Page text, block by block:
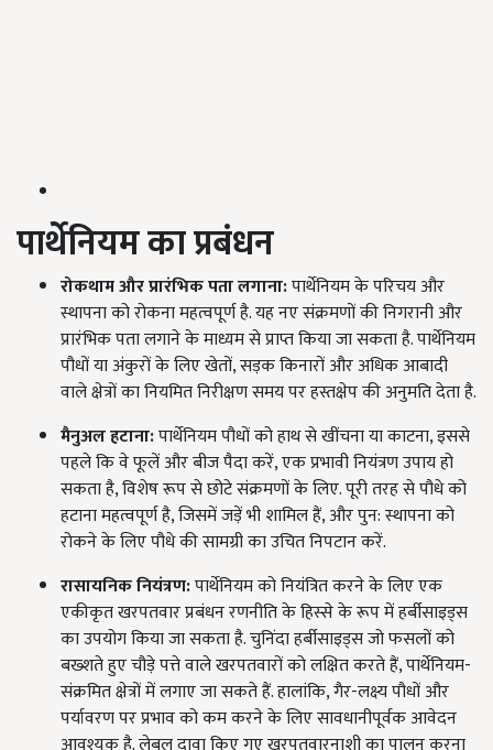
पार्थेनियमका प्रबंधन
रोकथाम और प्रारंभिक पता लगाना:पार्थेनियम के परिचय और
स्थापना को रोकना महत्वपूर्ण है. यह नए संक्रमणों की निगरानी और
प्रारंभिक पता लगाने के माध्यम से प्राप्त किया जा सकता है. पार्थेनियम
पौधों या अंकुरों के लिए खेतों, सड़क किनारों और अधिक आबादी
वाले क्षेत्रों का नियमित निरीक्षण समय पर हस्तक्षेप की अनुमति देता है.
मैनुअल हटाना:पार्थेनियम पौधों को हाथ से खींचना या काटना, इससे
पहले कि वे फूलें और बीज पैदा करें, एक प्रभावी नियंत्रण उपाय हो
सकता है, विशेष रूप से छोटे संक्रमणों के लिए. पूरी तरह से पौधे को
हटाना महत्वपूर्ण है, जिसमें जड़ें भी शामिल हैं, और पुन: स्थापना को
रोकने के लिए पौधे की सामग्री का उचित निपटान करें.
रासायनिक नियंत्रण:पार्थेनियम को नियंत्रित करने के लिए एक
एकीकृत खरपतवार प्रबंधन रणनीति के हिस्से के रूप में हर्बीसाइड्स
का उपयोग किया जा सकता है. चुनिंदा हर्बीसाइड्स जो फसलों को
बख्शते हुए चौड़े पत्ते वाले खरपतवारों को लक्षित करते हैं, पार्थेनियम-
संक्रमित क्षेत्रों में लगाए जा सकते हैं. हालांकि, गैर-लक्ष्य पौधों और
पर्यावरण पर प्रभाव को कम करने के लिए सावधानीपूर्वक आवेदन